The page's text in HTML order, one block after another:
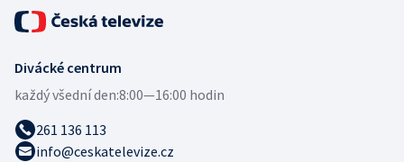
Divácké centrum
každý všední den:8:00—16:00 hodin
261 136 113
info@ceskatelevize.cz